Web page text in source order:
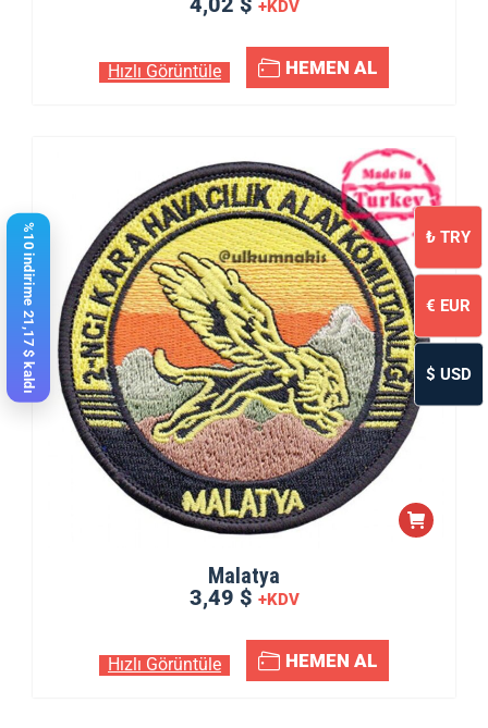
+KDV
Hızlı Görüntüle HEMEN AL
Malatya
3,49 $ +KDV
Hızlı Görüntüle HEMEN AL
%10 indirime 21,17 $ kaldı ₺ TRY
€ EUR
$ USD